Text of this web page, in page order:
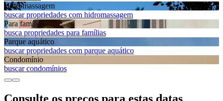
Hidromassagem
buscar propriedades com hidromassagem
Para famílias
busca propriedades para famílias
Parque aquático
buscar propriedades com parque aquático
Condomínio
buscar condomínios
Consulte os preços para estas datas